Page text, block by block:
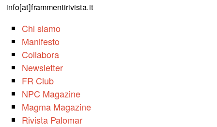
info[at]frammentirivista.it
Chi siamo
Manifesto
Collabora
Newsletter
FR Club
NPC Magazine
Magma Magazine
Rivista Palomar